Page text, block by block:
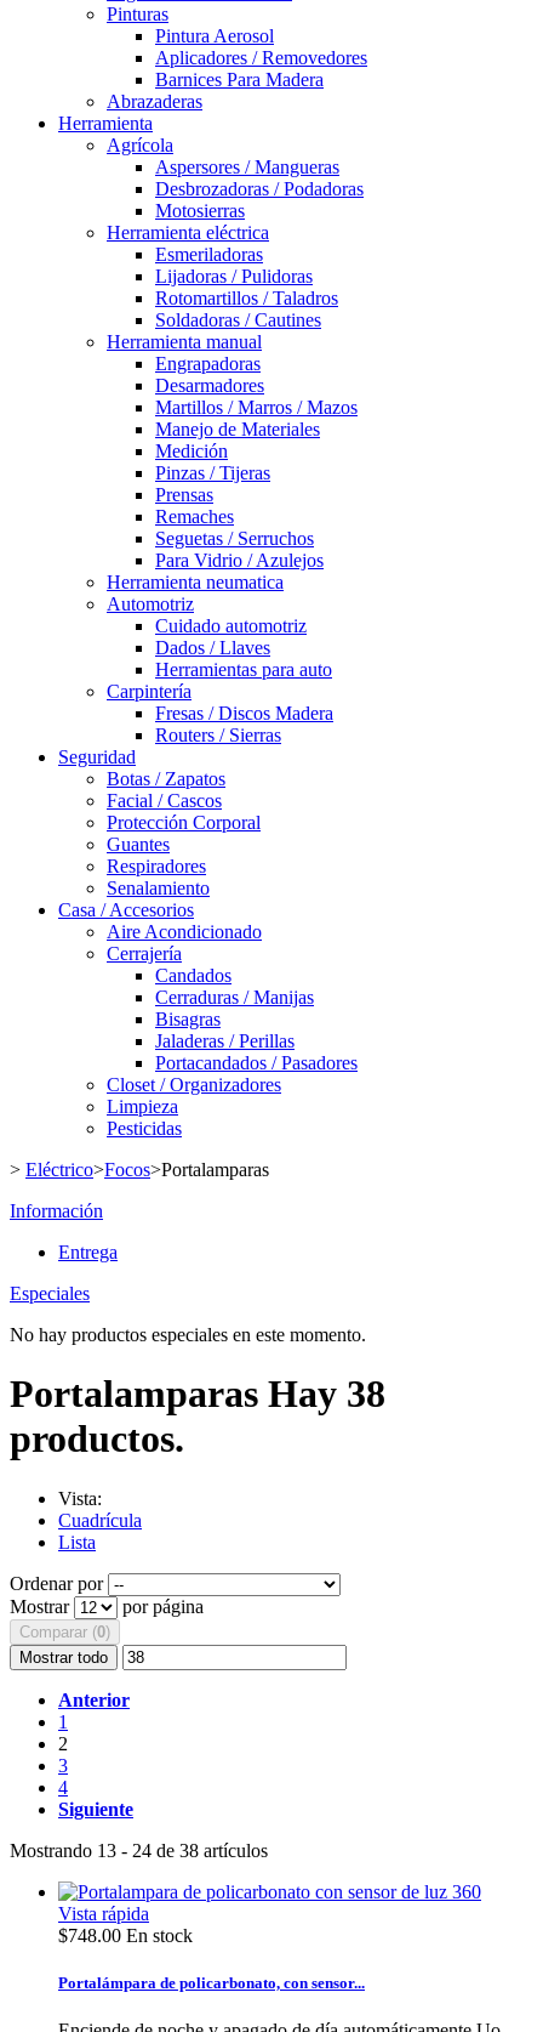
Pinturas
Pintura Aerosol
Aplicadores / Removedores
Barnices Para Madera
Abrazaderas
Herramienta
Agrícola
Aspersores / Mangueras
Desbrozadoras / Podadoras
Motosierras
Herramienta eléctrica
Esmeriladoras
Lijadoras / Pulidoras
Rotomartillos / Taladros
Soldadoras / Cautines
Herramienta manual
Engrapadoras
Desarmadores
Martillos / Marros / Mazos
Manejo de Materiales
Medición
Pinzas / Tijeras
Prensas
Remaches
Seguetas / Serruchos
Para Vidrio / Azulejos
Herramienta neumatica
Automotriz
Cuidado automotriz
Dados / Llaves
Herramientas para auto
Carpintería
Fresas / Discos Madera
Routers / Sierras
Seguridad
Botas / Zapatos
Facial / Cascos
Protección Corporal
Guantes
Respiradores
Senalamiento
Casa / Accesorios
Aire Acondicionado
Cerrajería
Candados
Cerraduras / Manijas
Bisagras
Jaladeras / Perillas
Portacandados / Pasadores
Closet / Organizadores
Limpieza
Pesticidas
> Eléctrico>Focos>Portalamparas
Información
Entrega
Especiales
No hay productos especiales en este momento.
Portalamparas Hay 38
productos.
Vista:
Cuadrícula
Lista
Ordenar por
Mostrar
por página
Comparar (0)
Mostrar todo
Anterior
1
2
3
4
Siguiente
Mostrando 13 - 24 de 38 artículos
Vista rápida
$748.00 En stock
Portalámpara de policarbonato, con sensor...